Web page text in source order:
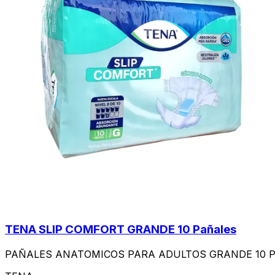
TENA SLIP COMFORT GRANDE 10 Pañales
PAÑALES ANATOMICOS PARA ADULTOS GRANDE 10